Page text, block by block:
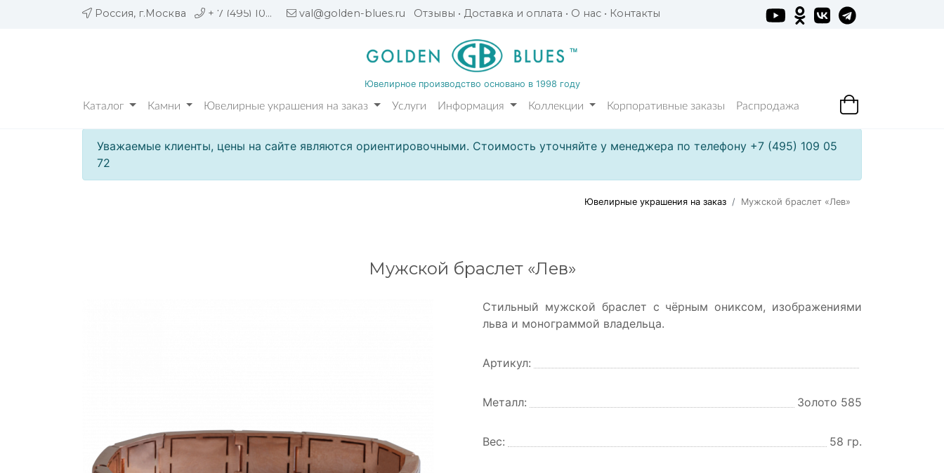
Россия, г.Москва + 7 (495) 109 05 72 val@golden-blues.ru Отзывы • Доставка и оплата • О нас • Контакты
Ювелирное производство основано в 1998 году
Каталог Камни Ювелирные украшения на заказ Услуги Информация Коллекции Корпоративные заказы Распродажа
Уважаемые клиенты, цены на сайте являются ориентировочными. Стоимость уточняйте у менеджера по телефону +7 (495) 109 05
72
Ювелирные украшения на заказ Мужской браслет «Лев»
Мужской браслет «Лев»
Стильный мужской браслет с чёрным ониксом, изображениями
льва и монограммой владельца.
Артикул:
Металл: Золото 585
Вес: 58 гр.